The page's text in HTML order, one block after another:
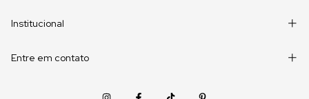
Institucional
Entre em contato